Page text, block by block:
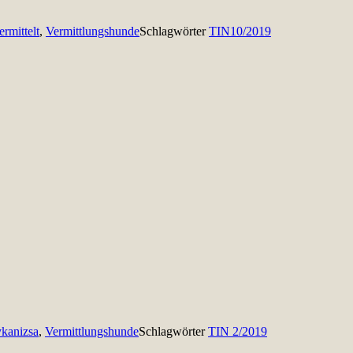
, VermittlungshundeSchlagwörterTIN10/2019
, VermittlungshundeSchlagwörterTIN 2/2019